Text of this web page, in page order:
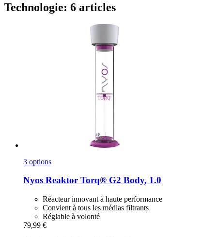
Technologie: 6 articles
3 options
Nyos Reaktor Torq® G2 Body, 1.0
Réacteur innovant à haute performance
Convient à tous les médias filtrants
Réglable à volonté
79,99 €